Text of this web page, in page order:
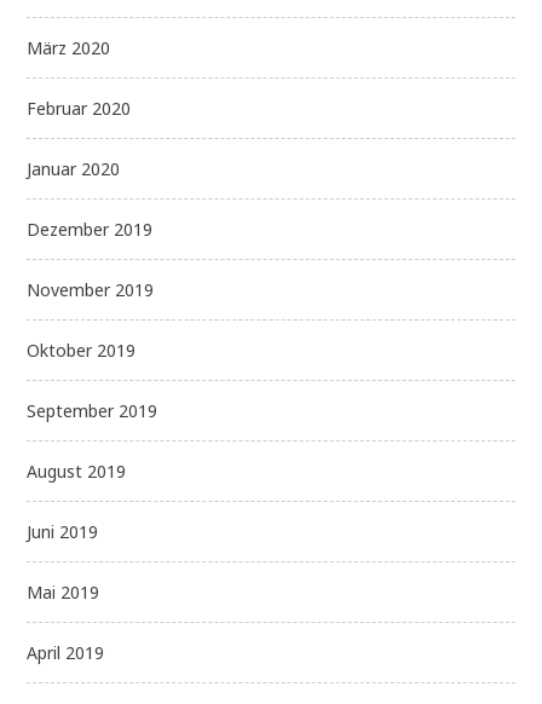
März 2020
Februar 2020
Januar 2020
Dezember 2019
November 2019
Oktober 2019
September 2019
August 2019
Juni 2019
Mai 2019
April 2019